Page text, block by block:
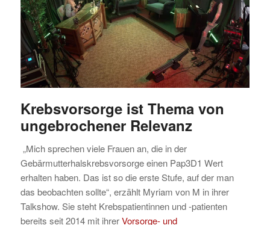
Krebsvorsorge ist Thema von
ungebrochener Relevanz
„Mich sprechen viele Frauen an, die in der
Gebärmutterhalskrebsvorsorge einen Pap3D1 Wert
erhalten haben. Das ist so die erste Stufe, auf der man
das beobachten sollte“, erzählt Myriam von M in ihrer
Talkshow. Sie steht Krebspatientinnen und -patienten
bereits seit 2014 mit ihrerVorsorge- und